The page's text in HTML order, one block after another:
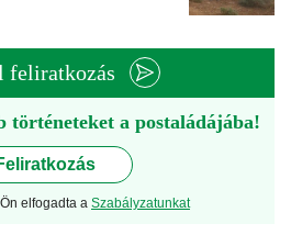
feliratkozás
történeteket a postaládájába!
elfogadta a Szabályzatunkat